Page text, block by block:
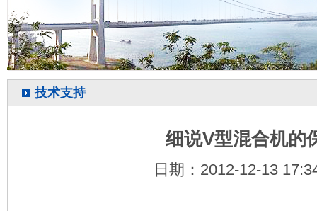
技术支持
细说V型混合机的
日期：2012-12-13